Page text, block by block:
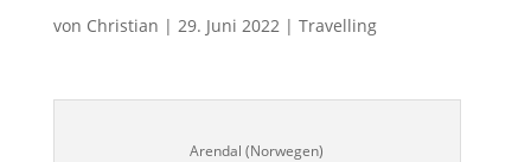
von Christian | 29. Juni 2022| Travelling
Arendal (Norwegen)